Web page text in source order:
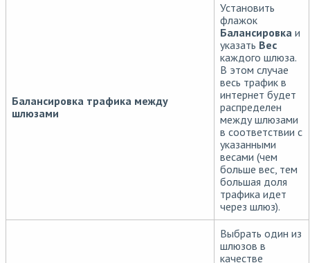
Балансировка трафика между
шлюзами
Установить
флажок
Балансировка и
указать Вес
каждого шлюза.
В этом случае
весь трафик в
интернет будет
распределен
между шлюзами
в соответствии с
указанными
весами (чем
больше вес, тем
большая доля
трафика идет
через шлюз).
Выбрать один из
шлюзов в
качестве